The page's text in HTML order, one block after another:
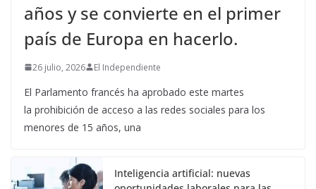
años y se convierte en el primer
país de Europa en hacerlo.
26 julio, 2026 El Independiente
El Parlamento francés ha aprobado este martes
la prohibición de acceso a las redes sociales para los
menores de 15 años, una
Inteligencia artificial: nuevas